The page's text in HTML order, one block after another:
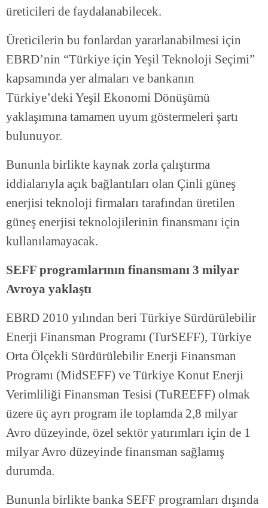
üreticileri de faydalanabilecek.
Üreticilerin bu fonlardan yararlanabilmesi için
EBRD’nin “Türkiye için Yeşil Teknoloji Seçimi”
kapsamında yer almaları ve bankanın
Türkiye’deki Yeşil Ekonomi Dönüşümü
yaklaşımına tamamen uyum göstermeleri şartı
bulunuyor.
Bununla birlikte kaynak zorla çalıştırma
iddialarıyla açık bağlantıları olan Çinli güneş
enerjisi teknoloji firmaları tarafından üretilen
güneş enerjisi teknolojilerinin finansmanı için
kullanılamayacak.
SEFF programlarının finansmanı 3 milyar
Avroya yaklaştı
EBRD 2010 yılından beri Türkiye Sürdürülebilir
Enerji Finansman Programı (TurSEFF), Türkiye
Orta Ölçekli Sürdürülebilir Enerji Finansman
Programı (MidSEFF) ve Türkiye Konut Enerji
Verimliliği Finansman Tesisi (TuREEFF) olmak
üzere üç ayrı program ile toplamda 2,8 milyar
Avro düzeyinde, özel sektör yatırımları için de 1
milyar Avro düzeyinde finansman sağlamış
durumda.
Bununla birlikte banka SEFF programları dışında